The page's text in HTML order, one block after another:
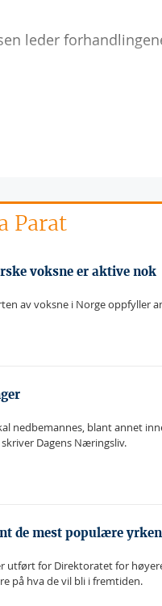
leder
Parat
voksne er aktive nok
av voksne i Norge oppfyller
nedbemannes, blant annet
Dagens Næringsliv.
de mest populære
utført for Direktoratet for
på hva de vil bli i fremtiden.